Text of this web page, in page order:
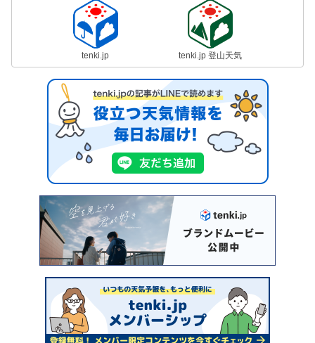
tenki.jp tenki.jp 登山天気